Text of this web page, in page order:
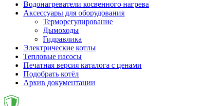
Водонагреватели косвенного нагрева
Аксессуары для оборудования
Терморегулирование
Дымоходы
Гидравлика
Электрические котлы
Тепловые насосы
Печатная версия каталога с ценами
Подобрать котёл
Архив документации